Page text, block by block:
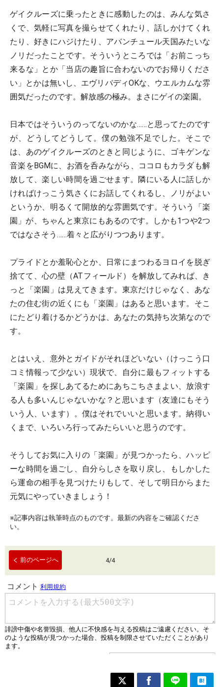
ゲイクルーズに乗ったときに感動したのは、みんな気さ
くで、気軽に写真を撮らせてくれたり、話しかけてくれ
たり、好きにハジけたり、アバンチュール天国みたいな
ノリだったことです。そういうところでは「お前こっち
来るな」とか「当店の趣旨に合わないのでお帰りくださ
い」とかは無いし、エヴリバディOKな、ウエルカムな雰
囲気だったのです。解放感の極み。まさにゲイの楽園。
日本ではそういうのってないのかな……と思ってたのです
が、どうしてどうして。僕の勉強不足でした。そこで
は、あのゲイクルーズのときと同じように、ゴキゲンな
音楽をBGMに、お酒を呑みながら、ココロもカラダも解
放して、楽しい時間を過ごせます。隣にいる人に話しか
ければけっこう気さくにお話してくれるし、ノリがよい
というか、明るくて開放的な雰囲気です。そういう「楽
園」が、ちゃんと東京にもあるのです。しかも1つや2つ
ではなさそう……着々と広がりつつあります。
プライドとか羞恥心とか、日常にまつわるヨロイを脱ぎ
捨てて、心の壁（ATフィールド）を解放してみれば、き
っと「楽園」は見えてきます。東京だけじゃなく、あな
たの住む街の近くにも「楽園」はあると思います。そこ
にたどり着けるかどうかは、あなたの気持ち次第なので
す。
とはいえ、意外とガイドがそれほどいない（けっこう口
コミ情報って少ない）現状で、自分に最もフィットする
「楽園」を探しあてるためにあちこちさまよい、放浪す
る人も多いんじゃないかな？と思います（友達にもそう
いう人、います）。僕はそれでいいと思います。納得い
くまで、いろいろ行ってみたらいいと思うのです。
そうしてお気に入りの「楽園」が見つかったら、ハッピ
ーな時間を過ごし、自分らしさを取り戻し、もしかした
ら運命の相手を見つけたりもして、そして明日からまた
元気にやっていきましょう！
※記事内容は執筆時点のものです。最新の内容をご確認くださ
い。
前のページへ 4/4